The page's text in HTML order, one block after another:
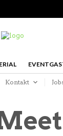
Kontakt